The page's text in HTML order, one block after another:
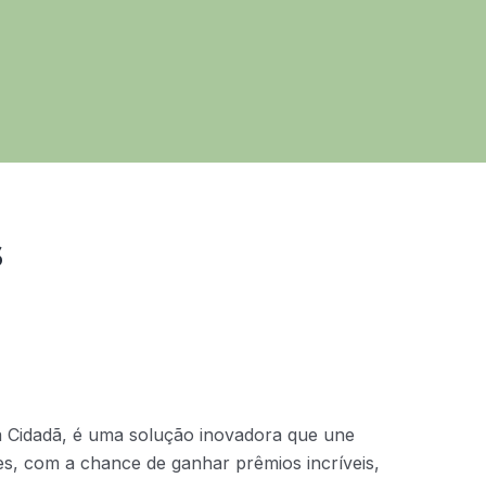
é uma solução inovadora que une
com a chance de ganhar prêmios incríveis,